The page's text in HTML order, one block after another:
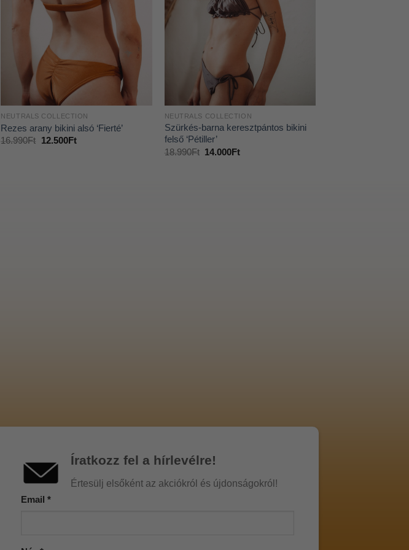
NEUTRALS COLLECTION
Rezes arany bikini alsó ‘Fierté’
16.990Ft 12.500Ft
NEUTRALS COLLECTION
Szürkés-barna keresztpántos bikini
felső ‘Pétiller’
18.990Ft 14.000Ft
Íratkozz fel a hírlevélre!
Értesülj elsőként az akciókról és újdonságokról!
Email *